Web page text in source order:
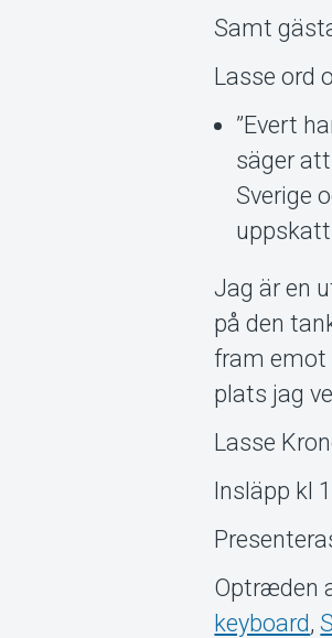
Samt
Lasse ord
”Evert
säger
Sverige
Jag är en
på den
fram emot
plats jag
Lasse
Insläpp kl
Optræden
keyboard,